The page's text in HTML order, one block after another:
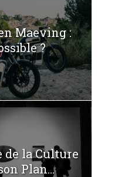
Maeving :
?
la Culture
Plan...